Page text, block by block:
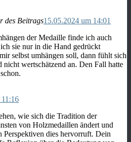
des Beitrags15.05.2024 um 14:01
der Medaille finde ich auch
sie nur in die Hand gedrückt
selbst umhängen soll, dann fühlt sich
nicht wertschätzend an. Den Fall hatte
wie sich die Tradition der
von Holzmedaillen ändert und
Perspektiven dies hervorruft. Dein